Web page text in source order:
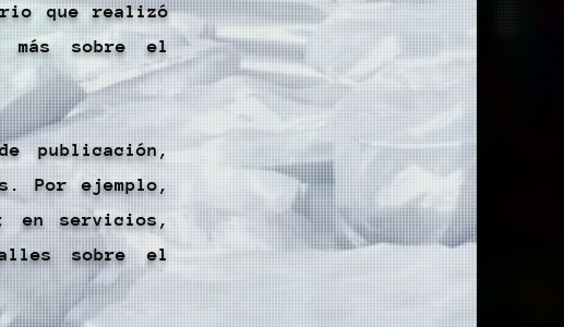
que realizó
sobre el
publicación,
Por ejemplo,
en servicios,
sobre el